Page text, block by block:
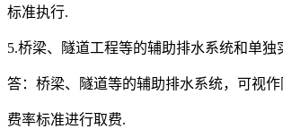
标准执行.
5.桥梁、隧道工程等的辅助排水系统和单独
答：桥梁、隧道等的辅助排水系统，可视
费率标准进行取费.